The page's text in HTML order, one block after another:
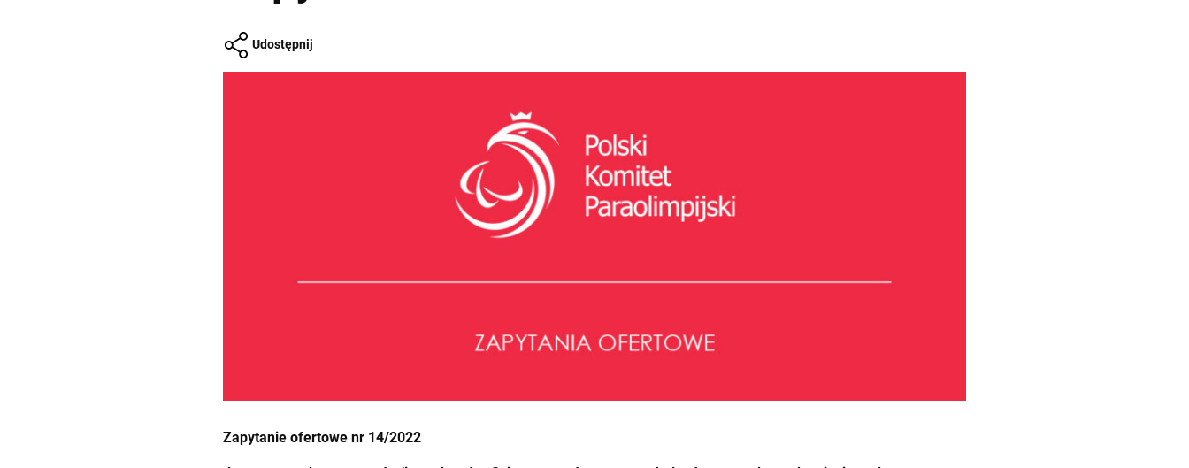
Udostępnij
Zapytanie ofertowe nr 14/2022